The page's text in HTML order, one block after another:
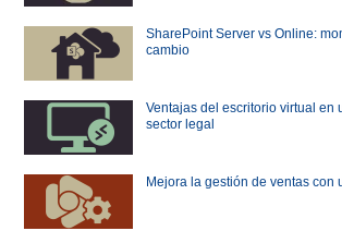
SharePoint Server vs Online:
cambio
Ventajas del escritorio virtual en
sector legal
Mejora la gestión de ventas con